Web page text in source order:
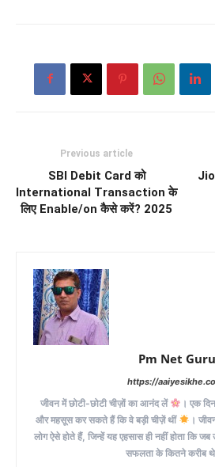
Previous article
SBI Debit Card को
International Transaction के
लिए Enable/on कैसे करें? 2025
Pm Net Guru
https://
जीवन में छोटी-छोटी चीज़ों का आनंद लें
। एक
और महसूस कर सकते हैं कि वे बड़ी चीज़ें थीं
।
लोग ऐसे होते हैं, जिन्हें यह एहसास ही नहीं होता कि जब
सफलता के कितने करीब थे